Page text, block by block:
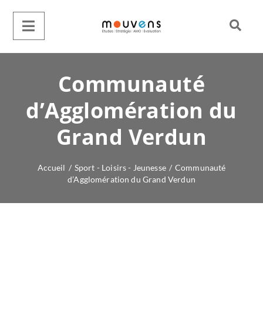
Communauté
d’Agglomération du
Grand Verdun
Accueil / Sport - Loisirs - Jeunesse / Communauté
d’Agglomération du Grand Verdun